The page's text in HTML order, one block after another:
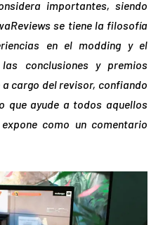
importantes, siendo
se tiene la filosofía
en el modding y el
conclusiones y premios
cargo del revisor, confiando
que ayude a todos aquellos
como un comentario